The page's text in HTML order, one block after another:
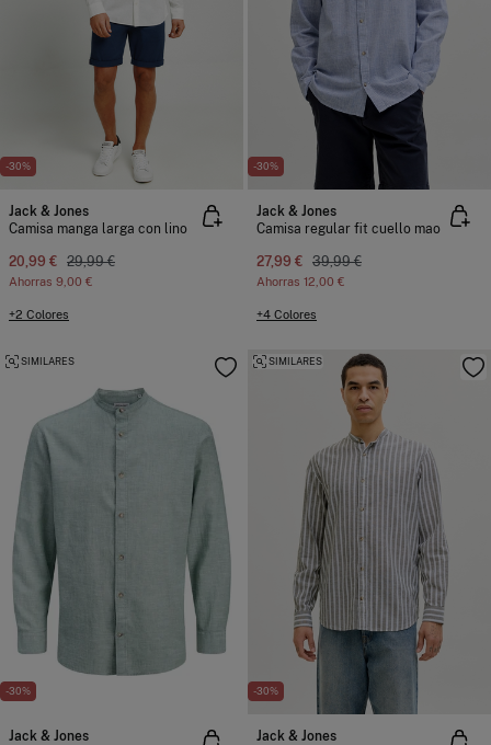
-30%
Jack & Jones
Camisa manga larga con lino
20,99 € 29,99 €
Ahorras 9,00 €
+2 Colores
-30%
Jack & Jones
Camisa regular fit cuello mao
27,99 € 39,99 €
Ahorras 12,00 €
+4 Colores
-30%
SIMILARES
Jack & Jones
-30%
SIMILARES
Jack & Jones